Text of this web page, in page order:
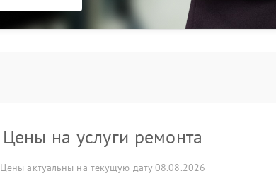
Цены на услуги ремонта
Цены актуальны на текущую дату 08.08.2026